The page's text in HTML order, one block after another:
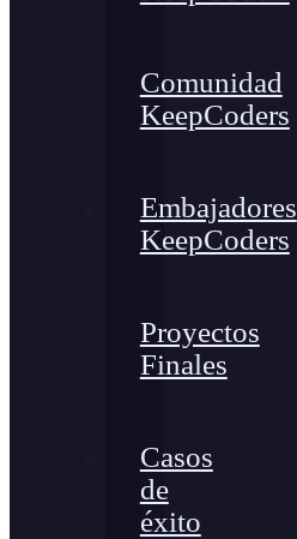
Comunidad
KeepCoders
Embajadores
KeepCoders
Proyectos
Finales
Casos
de
éxito